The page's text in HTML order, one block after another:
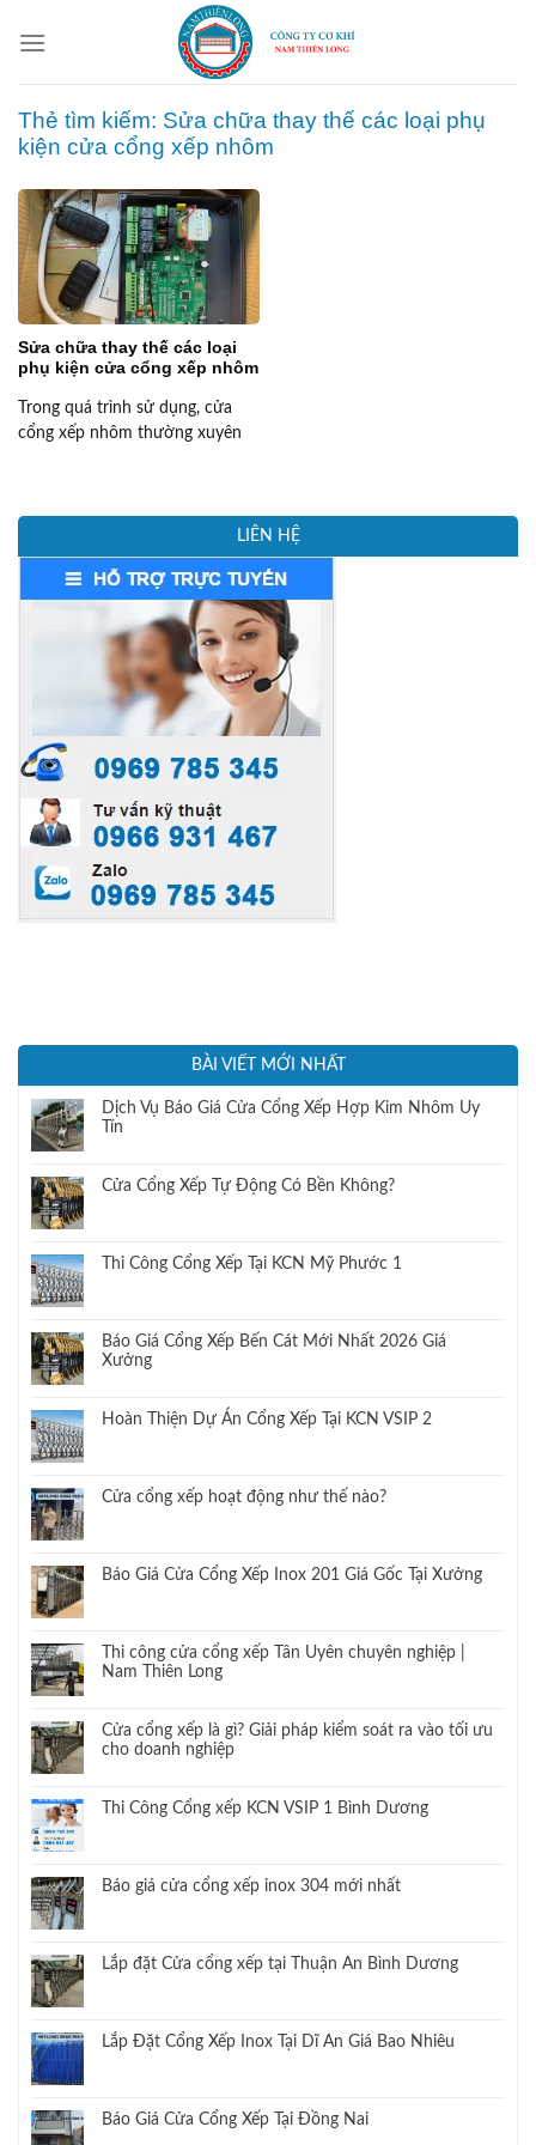
Thẻ tìm kiếm: Sửa chữa thay thế các loại phụ
kiện cửa cổng xếp nhôm
Sửa chữa thay thế các loại
phụ kiện cửa cổng xếp nhôm
Trong quá trình sử dụng, cửa
cổng xếp nhôm thường xuyên
bảo chức năng hoạt động mà
còn nâng cao tính thẩm mỹ của
LIÊN HỆ
BÀI VIẾT MỚI NHẤT
Dịch Vụ Báo Giá Cửa Cổng Xếp Hợp Kim Nhôm Uy
Tín
Cửa Cổng Xếp Tự Động Có Bền Không?
Thi Công Cổng Xếp Tại KCN Mỹ Phước 1
Báo Giá Cổng Xếp Bến Cát Mới Nhất 2026 Giá
Xưởng
Hoàn Thiện Dự Án Cổng Xếp Tại KCN VSIP 2
Cửa cổng xếp hoạt động như thế nào?
Báo Giá Cửa Cổng Xếp Inox 201 Giá Gốc Tại Xưởng
Thi công cửa cổng xếp Tân Uyên chuyên nghiệp |
Nam Thiên Long
Cửa cổng xếp là gì? Giải pháp kiểm soát ra vào tối ưu
cho doanh nghiệp
Thi Công Cổng xếp KCN VSIP 1 Bình Dương
Báo giá cửa cổng xếp inox 304 mới nhất
Lắp đặt Cửa cổng xếp tại Thuận An Bình Dương
Lắp Đặt Cổng Xếp Inox Tại Dĩ An Giá Bao Nhiêu
Báo Giá Cửa Cổng Xếp Tại Đồng Nai